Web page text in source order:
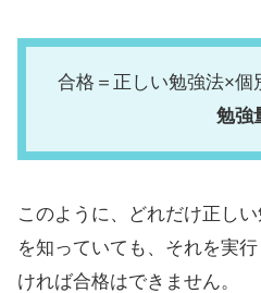
合格＝正しい勉強法×個
勉強
このように、どれだけ正し
を知っていても、それを実
ければ合格はできません。